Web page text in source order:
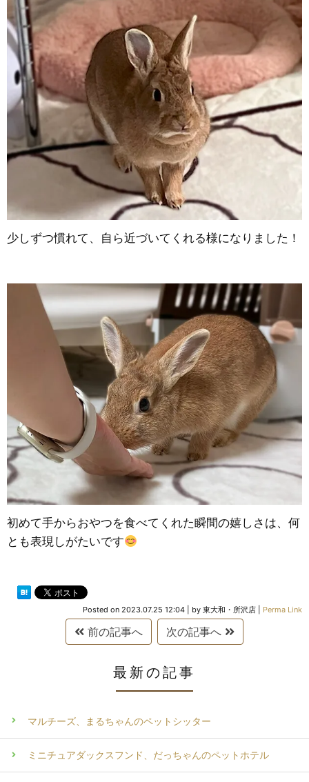
少しずつ慣れて、自ら近づいてくれる様になりました！
初めて手からおやつを食べてくれた瞬間の嬉しさは、何
とも表現しがたいです
Posted on 2023.07.25 12:04 by 東大和・所沢店 Perma Link
前の記事へ 次の記事へ
最新の記事
マルチーズ、まるちゃんのペットシッター
ミニチュアダックスフンド、だっちゃんのペットホテル